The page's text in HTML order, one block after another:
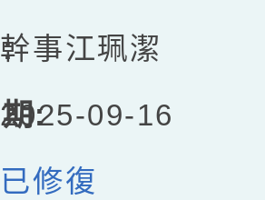
幹事江珮潔
2025-09-16
已修復